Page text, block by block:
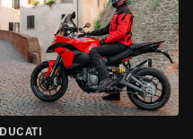
DUCATI